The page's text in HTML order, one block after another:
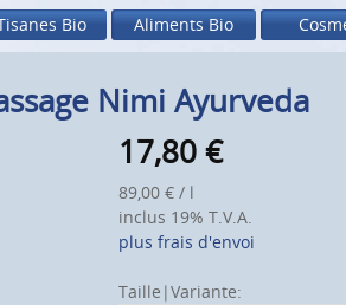
Bio Aliments Bio
Nimi Ayurveda
17,80€
89,00 € / l
inclus 19% T.V.A.
plus frais d'envoi
Taille|Variante: